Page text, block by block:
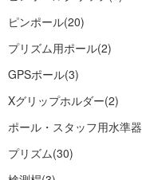
ピンポール(20)
プリズム用ポール(2)
GPSポール(3)
Xグリップホルダー(2)
ポール・スタッフ用水準器
プリズム(30)